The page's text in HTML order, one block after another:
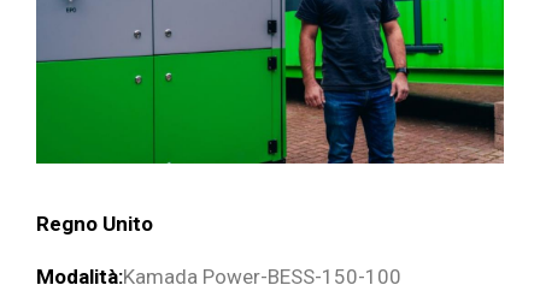
Regno Unito
Modalità:Kamada Power-BESS-150-100